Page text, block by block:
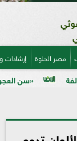
مصر الحلوة
«سن العجوز» في الذرة